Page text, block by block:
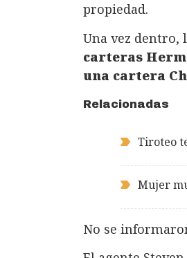
propiedad.
Una vez dentro,
carteras
una cartera
Relacionadas
Tiroteo
Mujer
No se